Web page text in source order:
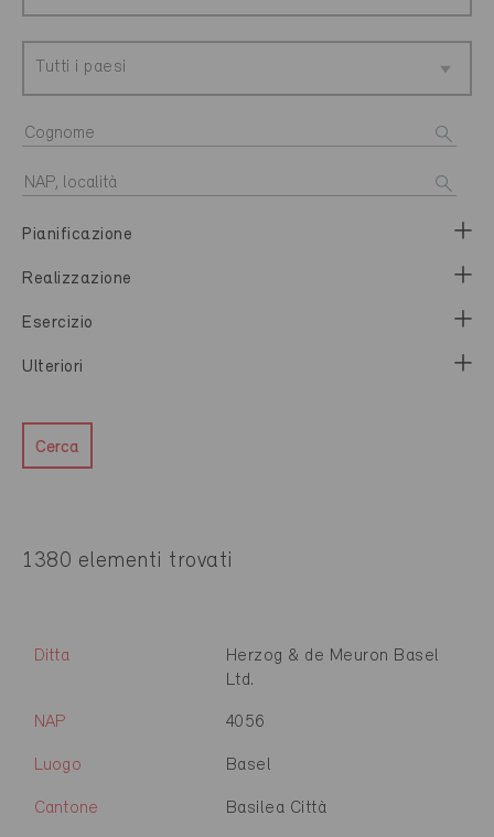
Tutti i paesi
Pianificazione
Realizzazione
Esercizio
Ulteriori
Cerca
1380 elementi trovati
Ditta
Herzog & de Meuron Basel
Ltd.
NAP 4056
Luogo Basel
Cantone Basilea Città